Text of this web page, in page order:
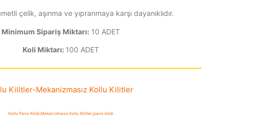
çelik, aşınma ve yıpranmaya karşı dayanıklıdır.
Minimum Sipariş Miktarı: 10 ADET
Koli Miktarı: 100 ADET
Kilitler-Mekanizmasız Kollu Kilitler
Kollu Pano Kilidi ,Mekanizmasız Kollu Kilitler ,pano kilidi